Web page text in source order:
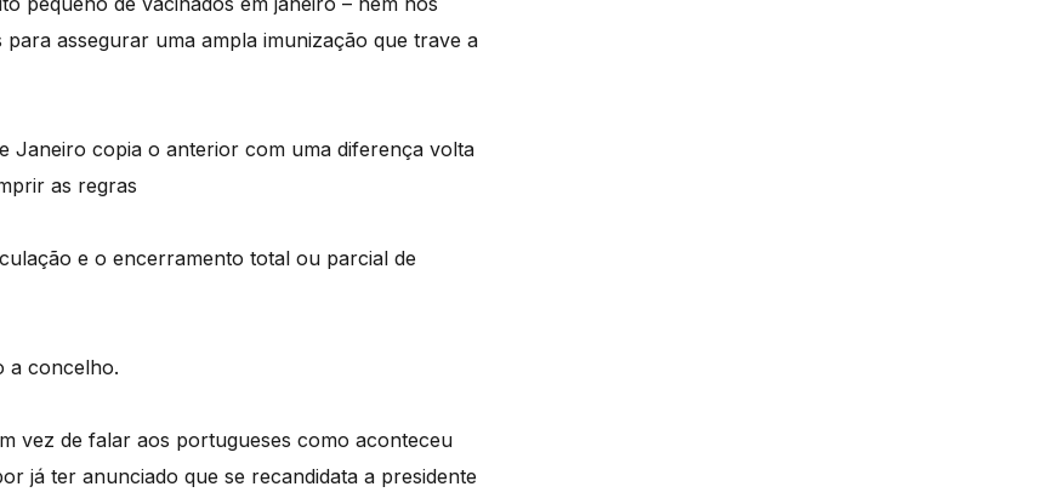
assegurar uma ampla imunização que trave a
Janeiro copia o anterior com uma diferença volta
as regras
e o encerramento total ou parcial de
a concelho.
vez de falar aos portugueses como aconteceu
já ter anunciado que se recandidata a presidente